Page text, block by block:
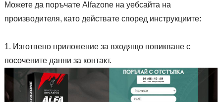
Можете да поръчате Alfazone на уебсайта на
производителя, като действате според инструкциите:
Изготвено приложение за входящо повикване с
посочените данни за контакт.